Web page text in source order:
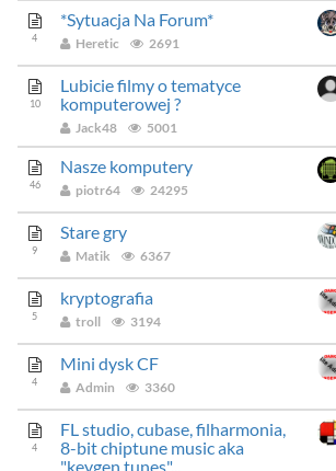
4
*Sytuacja Na Forum*
Heretic 2691
10
Lubicie filmy o tematyce
komputerowej ?
Jack48 5001
46
Nasze komputery
piotr64 24295
9
Stare gry
Matik 6367
5
kryptografia
troll 3194
4
Mini dysk CF
Admin 3360
4
FL studio, cubase, filharmonia,
8-bit chiptune music aka
"keygen tunes"...